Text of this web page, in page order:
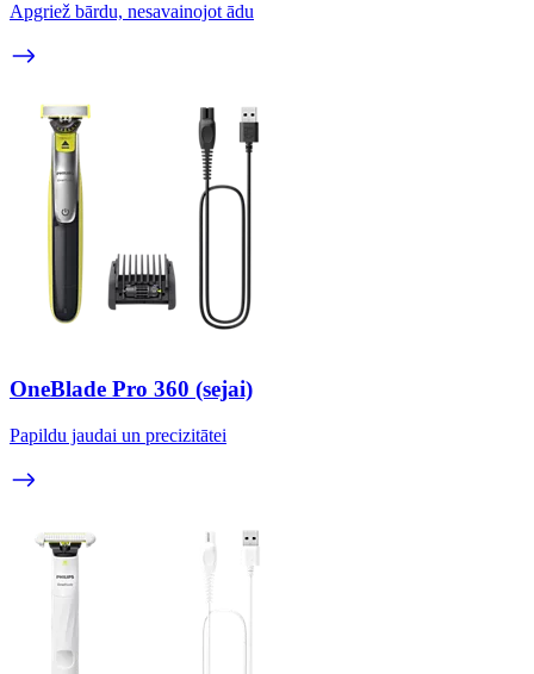
Apgriež bārdu, nesavainojot ādu
OneBlade Pro 360 (sejai)
Papildu jaudai un precizitātei